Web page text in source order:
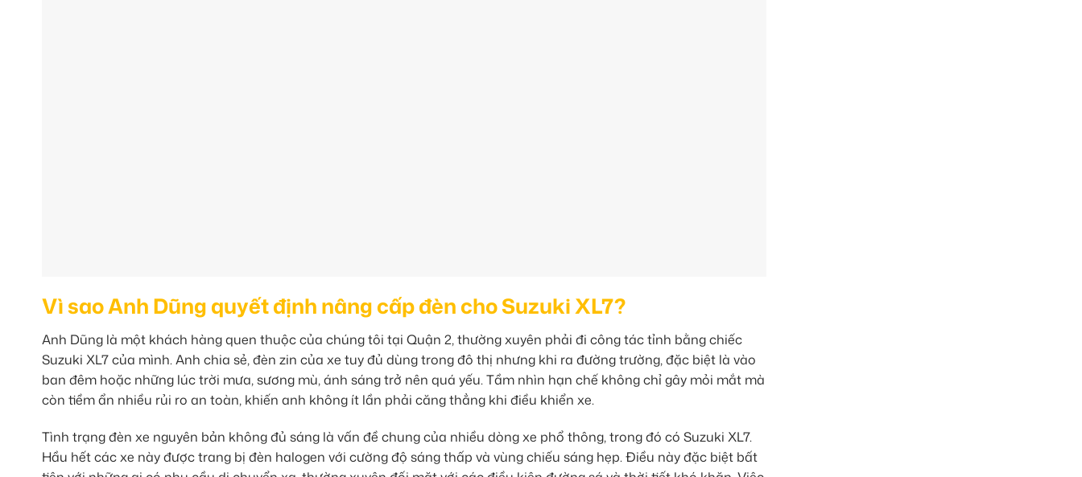
Vì sao Anh Dũng quyết định nâng cấp đèn cho Suzuki XL7?
Anh Dũng là một khách hàng quen thuộc của chúng tôi tại Quận 2, thường xuyên phải đi công tác tỉnh bằng chiếc
Suzuki XL7 của mình. Anh chia sẻ, đèn zin của xe tuy đủ dùng trong đô thị nhưng khi ra đường trường, đặc biệt là vào
ban đêm hoặc những lúc trời mưa, sương mù, ánh sáng trở nên quá yếu. Tầm nhìn hạn chế không chỉ gây mỏi mắt mà
còn tiềm ẩn nhiều rủi ro an toàn, khiến anh không ít lần phải căng thẳng khi điều khiển xe.
Tình trạng đèn xe nguyên bản không đủ sáng là vấn đề chung của nhiều dòng xe phổ thông, trong đó có Suzuki XL7.
Hầu hết các xe này được trang bị đèn halogen với cường độ sáng thấp và vùng chiếu sáng hẹp. Điều này đặc biệt bất